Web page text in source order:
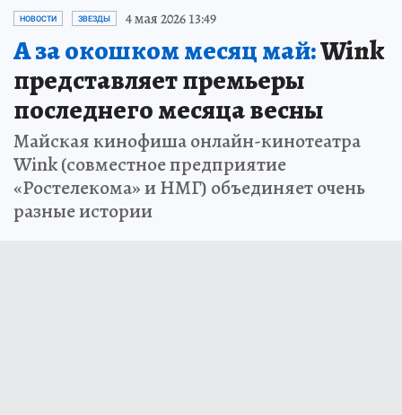
НОВОСТИ ЗВЕЗДЫ 4 мая 2026 13:49
А за окошком месяц май:Wink
представляет премьеры
последнего месяца весны
Майская кинофиша онлайн-кинотеатра
Wink (совместное предприятие
«Ростелекома» и НМГ) объединяет очень
разные истории